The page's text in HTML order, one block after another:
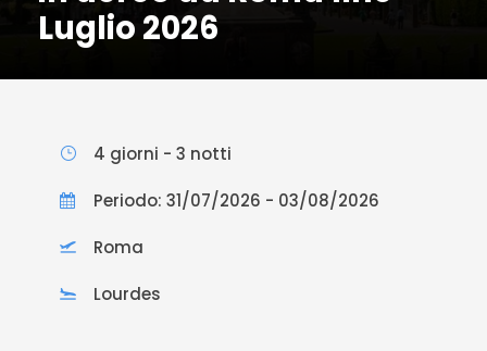
Luglio 2026
4 giorni - 3 notti
Periodo: 31/07/2026 - 03/08/2026
Roma
Lourdes